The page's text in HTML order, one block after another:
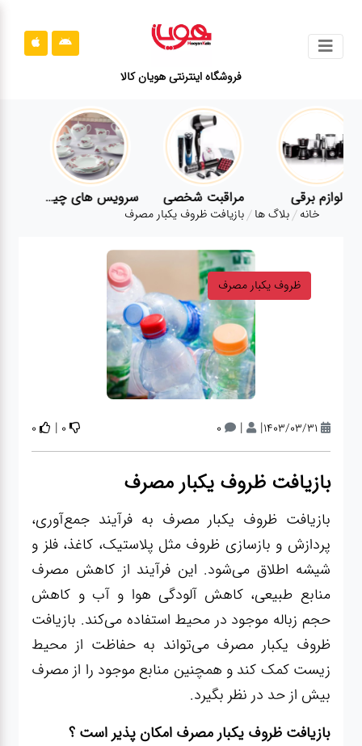
فروشگاه اینترنتی هویان کالا
محصولات
قوانین
سایت
ارتباط
باما
مراقبت شخصی
چینی زرین
قاشق و چنگال
لوازم خانه
لوازم پلاسکو
آشپزخانه
لوازم متفرقه
آشپزخانه
لوازم برقی مراقبت شخصی
خانه بلاگ ها بازیافت ظروف یکبار مصرف
ظروف یکبار مصرف
1403/03/31
|
|
0
0
|
0
بازیافت ظروف یکبار مصرف
بازیافت ظروف یکبار مصرف به فرآیند جمع‌آوری،
پردازش و بازسازی ظروف مثل پلاستیک، کاغذ، فلز و
شیشه اطلاق می‌شود. این فرآیند از کاهش مصرف
منابع طبیعی، کاهش آلودگی هوا و آب و کاهش
حجم زباله موجود در محیط استفاده می‌کند. بازیافت
ظروف یکبار مصرف می‌تواند به حفاظت از محیط
زیست کمک کند و همچنین منابع موجود را از مصرف
بیش از حد در نظر بگیرد.
بازیافت ظروف یکبار مصرف امکان پذیر است ؟